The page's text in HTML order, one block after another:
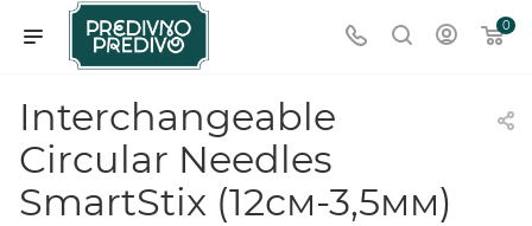
0
Interchangeable
Circular Needles
SmartStix (12см-3,5мм)